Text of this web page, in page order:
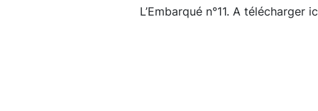
L’Embarqué n°11. A télécharger